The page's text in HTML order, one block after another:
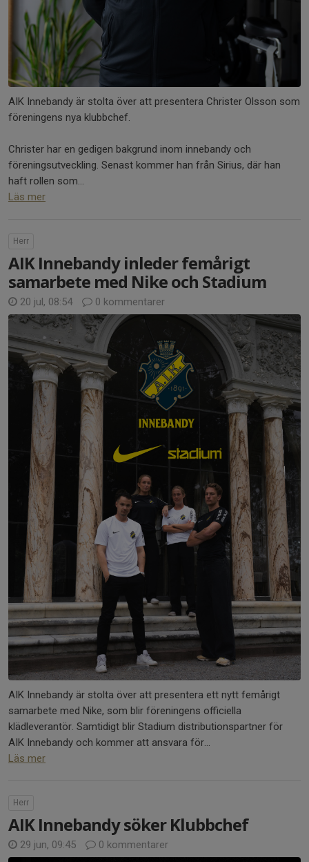
AIK Innebandy är stolta över att presentera Christer Olsson som
föreningens nya klubbchef.
Christer har en gedigen bakgrund inom innebandy och
föreningsutveckling. Senast kommer han från Sirius, där han
haft rollen som...
Läs mer
Herr
AIK Innebandy inleder femårigt
samarbete med Nike och Stadium
20 jul, 08:54 0 kommentarer
AIK Innebandy är stolta över att presentera ett nytt femårigt
samarbete med Nike, som blir föreningens officiella
klädleverantör. Samtidigt blir Stadium distributionspartner för
AIK Innebandy och kommer att ansvara för...
Läs mer
Herr
AIK Innebandy söker Klubbchef
29 jun, 09:45 0 kommentarer